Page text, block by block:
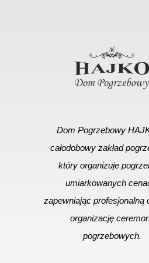
Dom Pogrzebowy
całodobowy zakład
który organizuje
umiarkowanych
zapewniając profesjonalną
organizację
pogrzebowych.